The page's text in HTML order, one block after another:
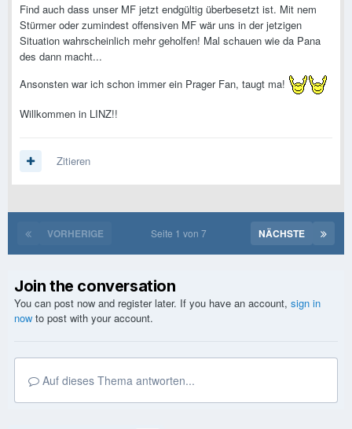
Find auch dass unser MF jetzt endgültig überbesetzt ist. Mit nem
Stürmer oder zumindest offensiven MF wär uns in der jetzigen
Situation wahrscheinlich mehr geholfen! Mal schauen wie da Pana
des dann macht...
Ansonsten war ich schon immer ein Prager Fan, taugt ma!
Willkommen in LINZ!!
Zitieren
VORHERIGE NÄCHSTE
Seite 1 von 7
Join the conversation
You can post now and register later. If you have an account, sign in
now to post with your account.
Auf dieses Thema antworten...